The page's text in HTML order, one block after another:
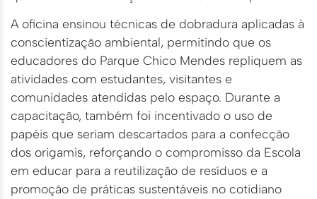
A oficina ensinou técnicas de dobradura aplicadas à
conscientização ambiental, permitindo que os
educadores do Parque Chico Mendes repliquem as
atividades com estudantes, visitantes e
comunidades atendidas pelo espaço. Durante a
capacitação, também foi incentivado o uso de
papéis que seriam descartados para a confecção
dos origamis, reforçando o compromisso da Escola
em educar para a reutilização de resíduos e a
promoção de práticas sustentáveis no cotidiano